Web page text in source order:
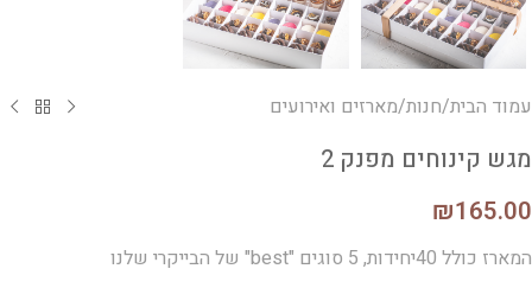
עמוד הבית/חנות/מארזים ואירועים
מגש קינוחים מפנק 2
₪165.00
המארז כולל 40יחידות, 5 סוגים "best" של הבייקרי שלנו